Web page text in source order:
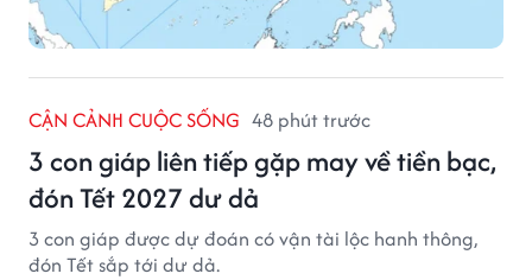
CẬN CẢNH CUỘC SỐNG 48 phút trước
3 con giáp liên tiếp gặp may về tiền bạc,
đón Tết 2027 dư dả
3 con giáp được dự đoán có vận tài lộc hanh thông,
đón Tết sắp tới dư dả.